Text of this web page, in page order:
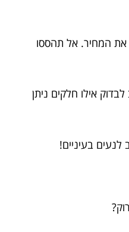
את המחיר. אל תהססו
אילו חלקים ניתן